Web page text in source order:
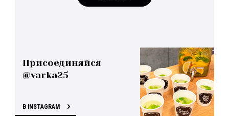
Присоединяйся
@varka25
В INSTAGRAM